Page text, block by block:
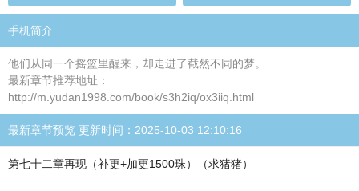
手机简介
他们从同一个摇篮里醒来，却走进了截然不同的梦。
最新章节推荐地址：
http://m.yudan1998.com/book/s3h2iq/ox3iiq.html
最新章节预览 更新时间：2025-10-03 12:10:16
第七十二章再现（补更+加更1500珠）（求猪猪）